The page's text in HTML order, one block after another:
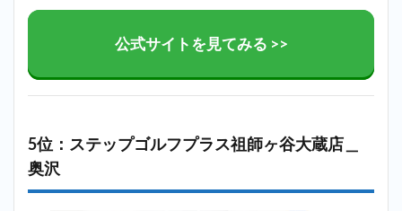
公式サイトを見てみる >>
5位：ステップゴルフプラス祖師ヶ谷大蔵店＿
奥沢